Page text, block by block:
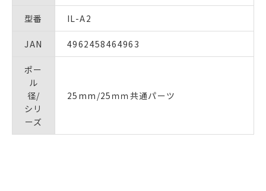
型番 IL-A2
JAN 4962458464963
ポー
ル
径/
シリ
ーズ
25mm/25ｍｍ共通パーツ